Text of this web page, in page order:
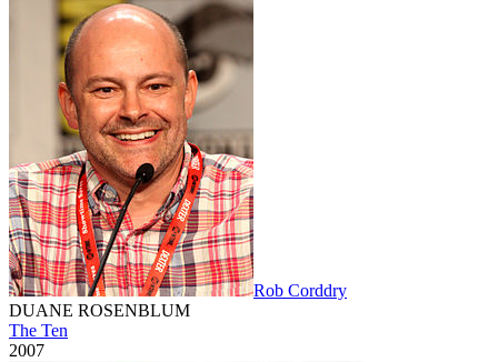
Rob Corddry
DUANE ROSENBLUM
The Ten
2007